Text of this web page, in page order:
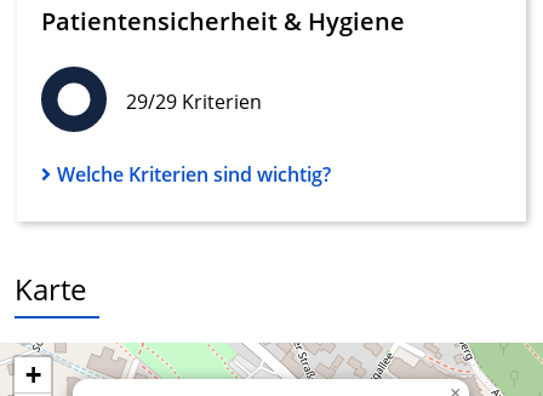
Patientensicherheit & Hygiene
29/29 Kriterien
Welche Kriterien sind wichtig?
Karte
+
Messung der Performance von Inhalten
Analyse von Zielgruppen durch Statistiken
oder Kombinationen von Daten aus
verschiedenen Quellen
Entwicklung und Verbesserung der
IAB-Besonderheiten:
Verwendung genauer Standortdaten